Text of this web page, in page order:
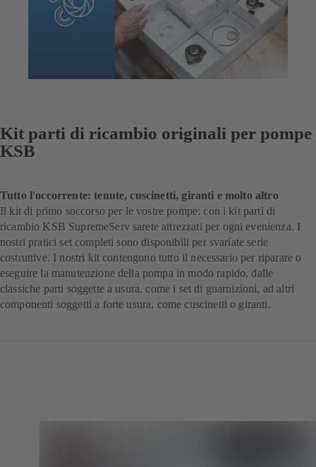
Kit parti di ricambio originali per pompe
KSB
Tutto l'occorrente: tenute, cuscinetti, giranti e molto altro
Il kit di primo soccorso per le vostre pompe: con i kit parti di
ricambio KSB SupremeServ sarete attrezzati per ogni evenienza. I
nostri pratici set completi sono disponibili per svariate serie
costruttive. I nostri kit contengono tutto il necessario per riparare o
eseguire la manutenzione della pompa in modo rapido, dalle
classiche parti soggette a usura, come i set di guarnizioni, ad altri
componenti soggetti a forte usura, come cuscinetti o giranti.